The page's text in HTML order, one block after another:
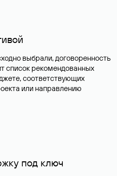
выбрали, договоренность
список рекомендованных
соответствующих
или направлению
под ключ